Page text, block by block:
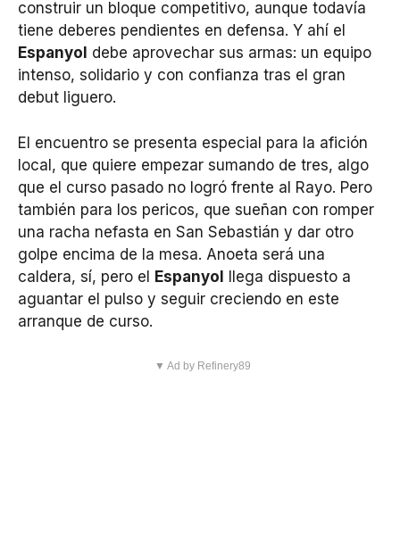
construir un bloque competitivo, aunque todavía
tiene deberes pendientes en defensa. Y ahí el
Espanyol debe aprovechar sus armas: un equipo
intenso, solidario y con confianza tras el gran
debut liguero.
El encuentro se presenta especial para la afición
local, que quiere empezar sumando de tres, algo
que el curso pasado no logró frente al Rayo. Pero
también para los pericos, que sueñan con romper
una racha nefasta en San Sebastián y dar otro
golpe encima de la mesa. Anoeta será una
caldera, sí, pero el Espanyol llega dispuesto a
aguantar el pulso y seguir creciendo en este
arranque de curso.
▼ Ad by Refinery89